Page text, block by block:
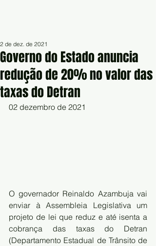
Governo do Estado anuncia
redução de 20% no valor das
taxas do Detran
2 de dez. de 2021
02 dezembro de 2021
O governador Reinaldo Azambuja vai
enviar à Assembleia Legislativa um
projeto de lei que reduz e até isenta a
cobrança das taxas do Detran
(Departamento Estadual de Trânsito de